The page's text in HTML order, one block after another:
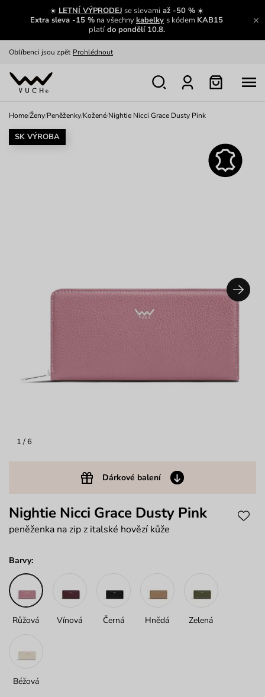
☀️ LETNÍ VÝPRODEJ se slevamiaž -50 %☀️
Extra sleva -15 % na všechnykabelky s kódem KAB15
platído pondělí 10.8.
Zajímavosti ze světa Vuch:
Zobrazit
Oblíbenci jsou zpět Prohlédnout
Nech se inspirovat
Home/Ženy/Peněženky/Kožené/Nightie Nicci Grace Dusty Pink
1 / 6
Dárkové balení
SK VÝROBA
Nightie Nicci Grace Dusty Pink
peněženka na zip z italské hovězí kůže
Barvy:
Růžová Vínová Černá Hnědá Zelená
Béžová